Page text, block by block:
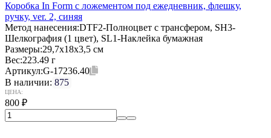
Коробка In Form с ложементом под ежедневник, флешку,
ручку, ver. 2, синяя
Метод нанесения:DTF2-Полноцвет с трансфером, SH3-
Шелкография (1 цвет), SL1-Наклейка бумажная
Размеры:29,7х18х3,5 см
Вес:223.49 г
Артикул:G-17236.40
В наличии: 875
ЦЕНА:
800 ₽